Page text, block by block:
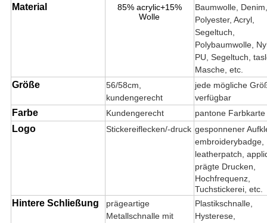
Material
85% acrylic+15%
Wolle
Baumwolle, Denim,
Polyester, Acryl,
Segeltuch,
Polybaumwolle,
PU, Segeltuch,
Masche, etc.
Größe
56/58cm,
kundengerecht
jede mögliche
verfügbar
Farbe Kundengerecht pantone Farbkarte
Logo Stickereiflecken/-druck gesponnener
embroiderybadge,
leatherpatch,
prägte Drucken,
Hochfrequenz,
Tuchstickerei, etc.
Hintere Schließung
prägeartige
Metallschnalle mit
Plastikschnalle,
Hysterese,